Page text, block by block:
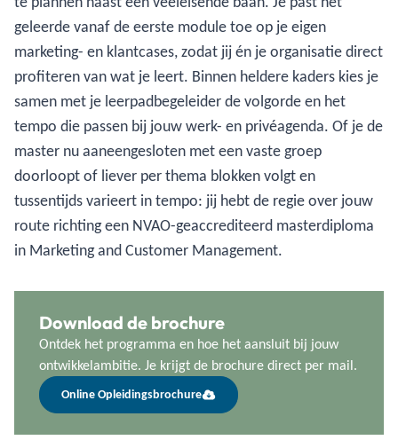
geleerde vanaf de eerste module toe op je eigen
marketing- en klantcases, zodat jij én je organisatie direct
profiteren van wat je leert. Binnen heldere kaders kies je
samen met je leerpadbegeleider de volgorde en het
tempo die passen bij jouw werk- en privéagenda. Of je de
master nu aaneengesloten met een vaste groep
doorloopt of liever per thema blokken volgt en
tussentijds varieert in tempo: jij hebt de regie over jouw
route richting een NVAO-geaccrediteerd masterdiploma
in Marketing and Customer Management.
Download de brochure
Ontdek het programma en hoe het aansluit bij jouw
ontwikkelambitie. Je krijgt de brochure direct per mail.
Online Opleidingsbrochure